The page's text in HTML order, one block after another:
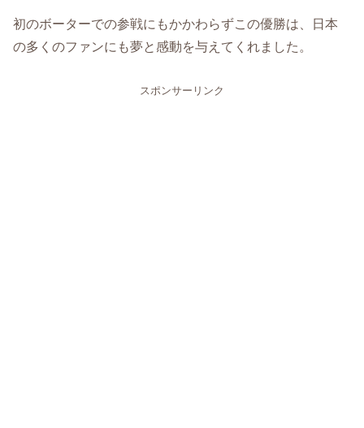
初のボーターでの参戦にもかかわらずこの優勝は、日本
の多くのファンにも夢と感動を与えてくれました。
スポンサーリンク